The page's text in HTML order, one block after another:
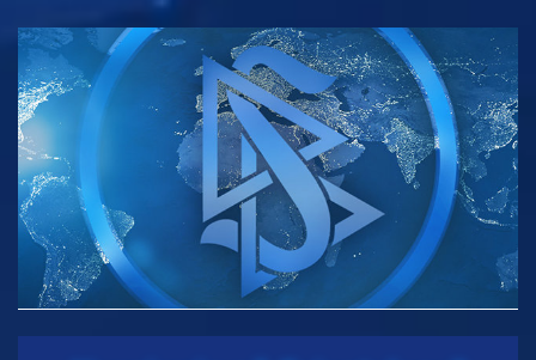
SE SE UTFORSK SERIEN